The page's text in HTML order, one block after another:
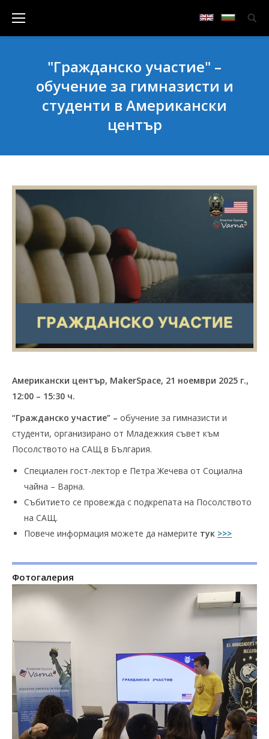
"Гражданско участие" –
обучение за гимназисти и
студенти в Американски
център
Американски център, MakerSpace, 21 ноември 2025 г.,
12:00 – 15:30 ч.
“Гражданско участие” – обучение за гимназисти и
студенти, организирано от Младежкия съвет към
Посолството на САЩ в България.
Специален гост-лектор е Петра Жечева от Социална
чайна – Варна.
Събитието се провежда с подкрепата на Посолството
на САЩ.
Повече информация можете да намерите тук >>>
Фотогалерия